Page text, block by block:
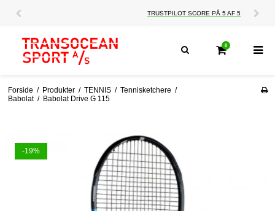
TRUSTPILOT SCORE PÅ 5 AF 5
0
Forside / Produkter / TENNIS / Tennisketchere /
Babolat / Babolat Drive G 115
-19%